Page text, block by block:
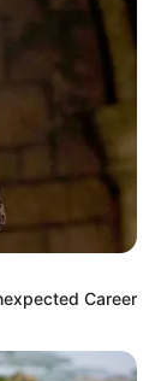
Career